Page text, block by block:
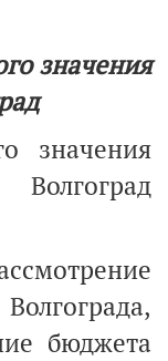
значения
значения
бюджета